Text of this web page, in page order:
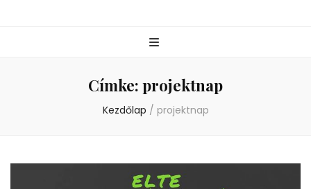
Címke: projektnap
Kezdőlap / projektnap